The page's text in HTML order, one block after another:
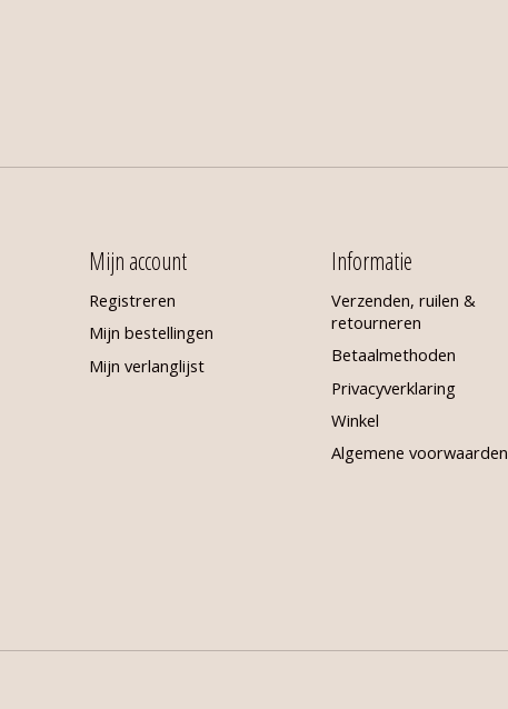
Mijn account
Registreren
Mijn bestellingen
Mijn verlanglijst
Informatie
Verzenden, ruilen &
retourneren
Betaalmethoden
Privacyverklaring
Winkel
Algemene voorwaarden